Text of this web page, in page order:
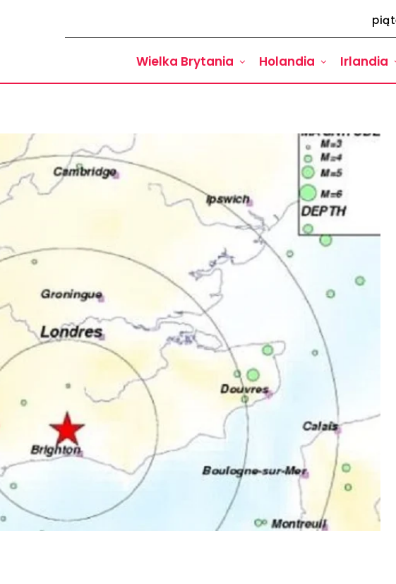
Wielka Brytania Holandia Irlandia